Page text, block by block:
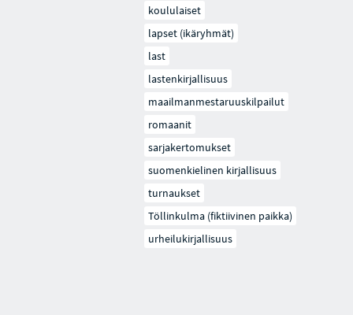
koululaiset
lapset (ikäryhmät)
last
lastenkirjallisuus
maailmanmestaruuskilpailut
romaanit
sarjakertomukset
suomenkielinen kirjallisuus
turnaukset
Töllinkulma (fiktiivinen paikka)
urheilukirjallisuus